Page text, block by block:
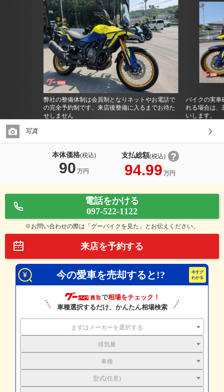
弊社の整備体制は会員制となりネットやお電話で
の完全予約制です。来店後整備に入るまでお待た
せしません
バイクの実車
れる場合は、
いします。
写真
本体価格(税込)
90 万円
支払総額(税込)
94.99 万円
電話をかける
097-522-1122
※お問い合わせの際は「グーバイクを見た」とお伝えください。
来店を予約する
今の愛車を売却すると!?
で相場をチェック！
車種選択するだけ、かんたん相場検索
まずはメーカーを選択する
排気量
車種
型式(任意)